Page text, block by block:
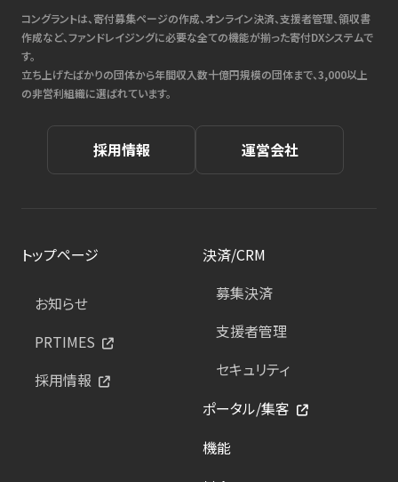
コングラントは、寄付募集ページの作成、オンライン決済、支援者管理、領収書
作成など、ファンドレイジングに必要な全ての機能が揃った寄付DXシステムで
す。
立ち上げたばかりの団体から年間収入数十億円規模の団体まで、3,000以上
の非営利組織に選ばれています。
採用情報 運営会社
トップページ
お知らせ
PRTIMES
採用情報
決済/CRM
募集決済
支援者管理
セキュリティ
ポータル/集客
機能